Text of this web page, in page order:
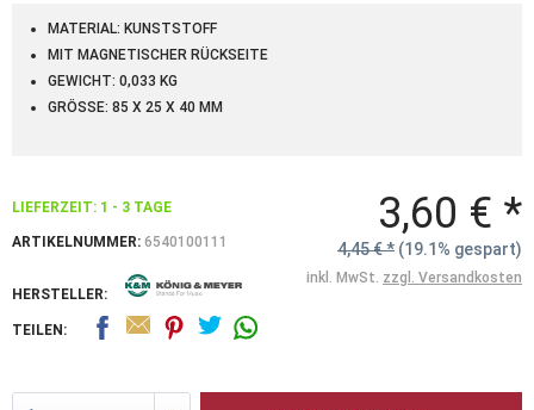
MATERIAL: KUNSTSTOFF
MIT MAGNETISCHER RÜCKSEITE
GEWICHT: 0,033 KG
GRÖSSE: 85 X 25 X 40 MM
LIEFERZEIT: 1 - 3 TAGE
ARTIKELNUMMER: 6540100111
HERSTELLER:
3,60 € *
4,45 € * (19.1% gespart)
inkl. MwSt. zzgl. Versandkosten
TEILEN: